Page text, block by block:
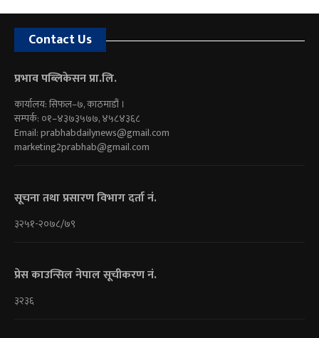
Contact Us
प्रभाव पब्लिकेसन प्रा.लि.
कार्यालय: सिफल–७, काठमाडौं ।
सम्पर्क: ०१–४३७३५७७, ४५८४३६८
Email:prabhabdailynews@gmail.com
marketing2prabhab@gmail.com
सूचना तथा प्रसारण विभाग दर्ता नं.
३२५१-२०७८/७९
प्रेस काउन्सिल नेपाल सूचीकरण नं.
३२३६